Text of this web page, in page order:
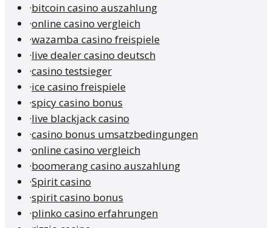
·bitcoin casino auszahlung
·online casino vergleich
·wazamba casino freispiele
·live dealer casino deutsch
·casino testsieger
·ice casino freispiele
·spicy casino bonus
·live blackjack casino
·casino bonus umsatzbedingungen
·online casino vergleich
·boomerang casino auszahlung
·Spirit casino
·spirit casino bonus
·plinko casino erfahrungen